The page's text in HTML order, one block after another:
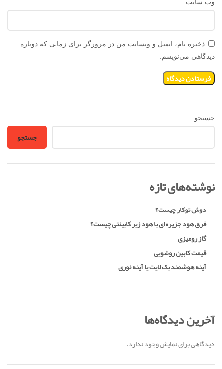
وب‌ سایت
ذخیره نام، ایمیل و وبسایت من در مرورگر برای زمانی که دوباره
دیدگاهی می‌نویسم.
جستجو
جستجو
نوشته‌های تازه
دوش توکار چیست؟
فرق هود جزیره ای با هود زیر کابینتی چیست؟
گاز رومیزی
قیمت کابین روشویی
آینه هوشمند بک لایت یا آینه نوری
آخرین دیدگاه‌ها
دیدگاهی برای نمایش وجود ندارد.